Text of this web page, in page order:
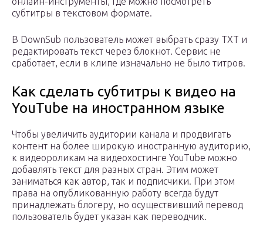
субтитры в текстовом формате.
В DownSub пользователь может выбрать сразу TXT и
редактировать текст через блокнот. Сервис не
сработает, если в клипе изначально не было титров.
Как сделать субтитры к видео на
YouTube на иностранном языке
Чтобы увеличить аудитории канала и продвигать
контент на более широкую иностранную аудиторию,
к видеороликам на видеохостинге YouTube можно
добавлять текст для разных стран. Этим может
заниматься как автор, так и подписчики. При этом
права на опубликованную работу всегда будут
принадлежать блогеру, но осуществивший перевод
пользователь будет указан как переводчик.